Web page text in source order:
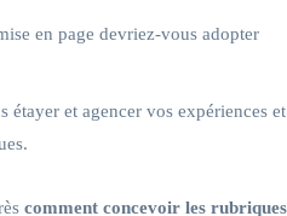
en page devriez-vous adopter
étayer et agencer vos expériences et
comment concevoir les rubriques